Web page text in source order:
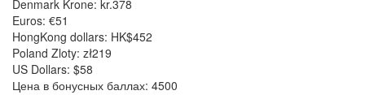
Denmark Krone: kr.378
Euros: €51
HongKong dollars: HK$452
Poland Zloty: zł219
US Dollars: $58
Цена в бонусных баллах: 4500